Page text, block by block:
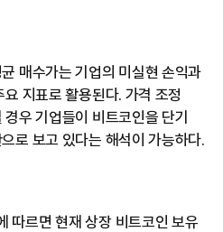
매수가는 기업의 미실현 손익과
지표로 활용된다. 가격 조정
우 기업들이 비트코인을 단기
로 보고 있다는 해석이 가능하다.
따르면 현재 상장 비트코인 보유